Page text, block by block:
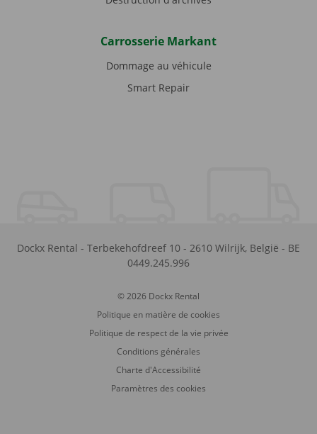
Carrosserie Markant
Dommage au véhicule
Smart Repair
Dockx Rental - Terbekehofdreef 10 - 2610 Wilrijk, België - BE
0449.245.996
© 2026 Dockx Rental
Politique en matière de cookies
Politique de respect de la vie privée
Conditions générales
Charte d'Accessibilité
Paramètres des cookies